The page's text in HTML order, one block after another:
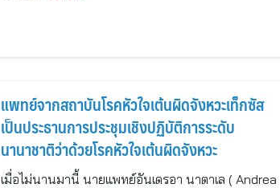
แพทย์จากสถาบันโรคหัวใจเต้นผิดจังหวะเท็กซัส
เป็นประธานการประชุมเชิงปฏิบัติการระดับ
นานาชาติว่าด้วยโรคหัวใจเต้นผิดจังหวะ
เมื่อไม่นานมานี้ นายแพทย์อันเดรอา นาตาเล ( Andrea